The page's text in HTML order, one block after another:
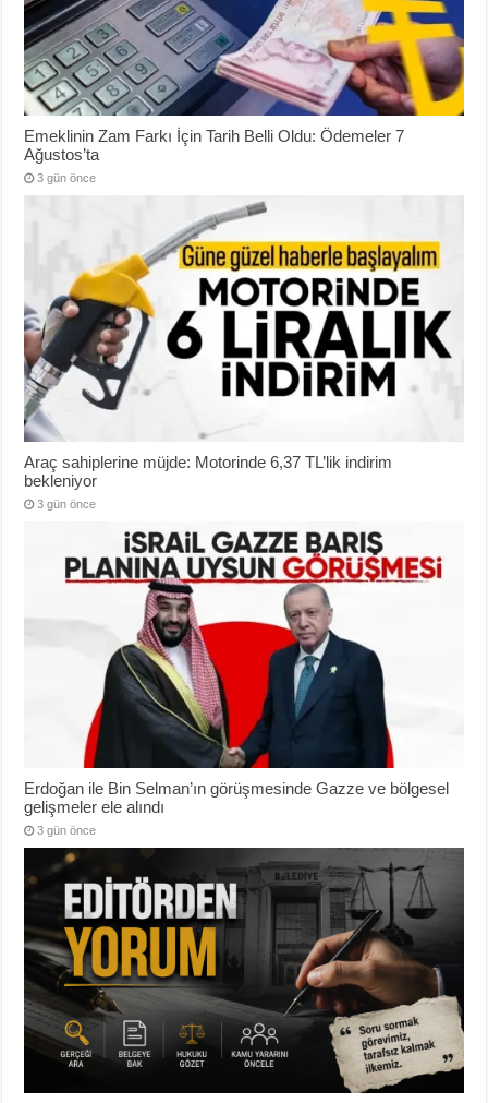
Emeklinin Zam Farkı İçin Tarih Belli Oldu: Ödemeler 7
Ağustos’ta
3 gün önce
Araç sahiplerine müjde: Motorinde 6,37 TL’lik indirim
bekleniyor
3 gün önce
Erdoğan ile Bin Selman’ın görüşmesinde Gazze ve bölgesel
gelişmeler ele alındı
3 gün önce